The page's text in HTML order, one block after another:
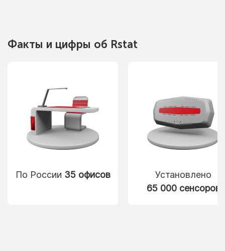
Факты и цифры об Rstat
По России 35 офисов
Установлено
65 000 сенсоров